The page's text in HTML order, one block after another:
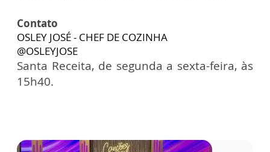
Contato
OSLEY JOSÉ - CHEF DE COZINHA
@OSLEYJOSE
Santa Receita, de segunda a sexta-feira, às
15h40.